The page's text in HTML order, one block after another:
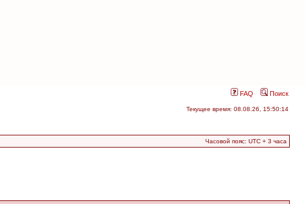
FAQ Поиск
Текущее время: 08.08.26, 15:50:14
Часовой пояс: UTC + 3 часа